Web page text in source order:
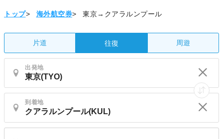
トップ> 海外航空券> 東京→クアラルンプール
片道 往復 周遊
出発地
到着地